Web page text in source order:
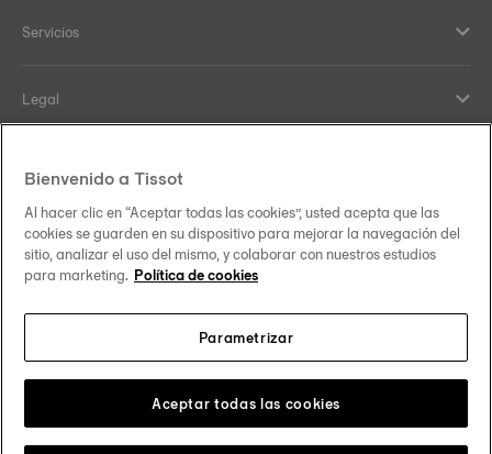
Servicios
Legal
Nuestro compromiso
Síguenos en redes sociales
Cambiar país Tissot Copyrights 2026
Bienvenido a Tissot
Al hacer clic en “Aceptar todas las cookies”, usted acepta que las
cookies se guarden en su dispositivo para mejorar la navegación del
sitio, analizar el uso del mismo, y colaborar con nuestros estudios
para marketing. Política de cookies
Parametrizar
Aceptar todas las cookies